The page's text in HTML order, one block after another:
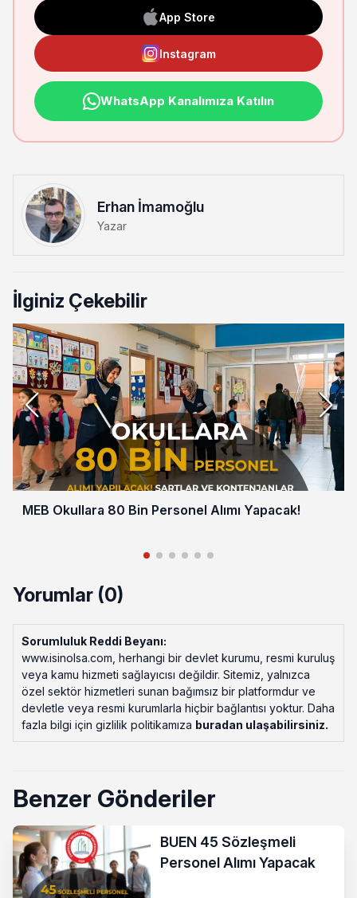
App Store
Instagram
WhatsApp Kanalımıza Katılın
Erhan İmamoğlu
Yazar
İlginiz Çekebilir
MEB Okullara 80 Bin Personel Alımı Yapacak!
Yorumlar (0)
Sorumluluk Reddi Beyanı:
www.isinolsa.com, herhangi bir devlet kurumu, resmi kuruluş
veya kamu hizmeti sağlayıcısı değildir. Sitemiz, yalnızca
özel sektör hizmetleri sunan bağımsız bir platformdur ve
devletle veya resmi kurumlarla hiçbir bağlantısı yoktur. Daha
fazla bilgi için gizlilik politikamıza buradan ulaşabilirsiniz.
Benzer Gönderiler
BUEN 45 Sözleşmeli
Personel Alımı Yapacak